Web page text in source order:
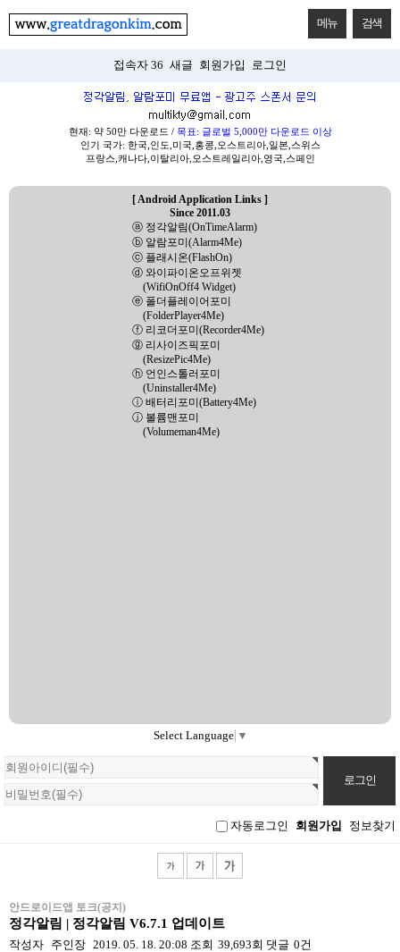
메뉴 검색
접속자 36 새글 회원가입 로그인
현재: 약 50만 다운로드 / 목표: 글로벌 5,000만 다운로드 이상
인기 국가: 한국,인도,미국,홍콩,오스트리아,일본,스위스
프랑스,캐나다,이탈리아,오스트레일리아,영국,스페인
[ Android Application Links ]
Since 2011.03
ⓐ 정각알림(OnTimeAlarm)
ⓑ 알람포미(Alarm4Me)
ⓒ 플래시온(FlashOn)
ⓓ 와이파이온오프위젯
(WifiOnOff4 Widget)
ⓔ 폴더플레이어포미
(FolderPlayer4Me)
ⓕ 리코더포미(Recorder4Me)
ⓖ 리사이즈픽포미
(ResizePic4Me)
ⓗ 언인스톨러포미
(Uninstaller4Me)
ⓘ 배터리포미(Battery4Me)
ⓙ 볼륨맨포미
(Volumeman4Me)
Select Language ▼
회
원
로
그
자동로그인 회원가입 정보찾기
안드로이드앱 토크(공지)
정각알림 | 정각알림 V6.7.1 업데이트
작성자 주인장 2019. 05. 18. 20:08 조회 39,693회 댓글 0건